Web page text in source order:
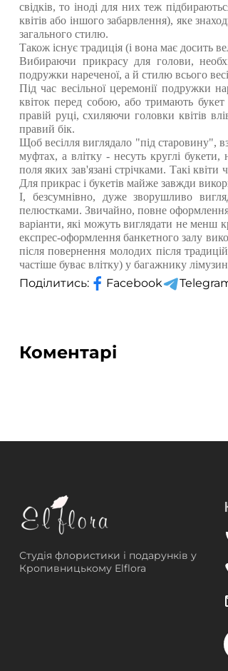
свідків, то іноді для них теж
квітів або іншого забарвлення), яке
загального стилю.
Також існує традиція (і вона має досить
Вибираючи прикрасу для голови,
подружки нареченої, а й стилю всього
Під час весільної церемонії подружки
квіток перед собою, або тримають
правій руці, схиляючи головки квітів
правий бік.
Щоб весілля виглядало "під старовину",
муфтах, а влітку - несуть круглі
поля яких зав'язані стрічками. Такі
Для прикрас і букетів майже завжди
І, безсумнівно, дуже зворушливо
пелюстками. Звичайно, повне
варіанти, які можуть виглядати не менш
експрес-оформлення банкетного залу
після повернення молодих після
частіше буває влітку) у багажнику
Поділитись: Facebook
Коментарі
Студія флористики і подарунків у
Кропивницькому Elflora